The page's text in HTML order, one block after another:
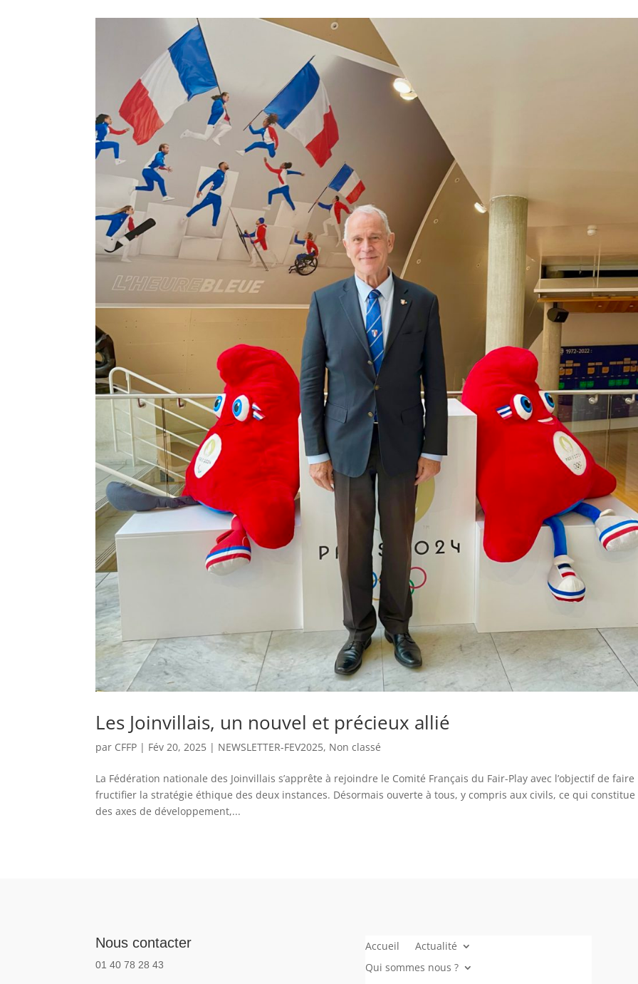
Les Joinvillais, un nouvel et précieux allié
par CFFP | Fév 20, 2025 | NEWSLETTER-FEV2025, Non classé
La Fédération nationale des Joinvillais s’apprête à rejoindre le Comité Français du Fair-Play avec l’objectif de faire
fructifier la stratégie éthique des deux instances. Désormais ouverte à tous, y compris aux civils, ce qui constitue
des axes de développement,...
Nous contacter
01 40 78 28 43
Accueil
Actualité
Qui sommes nous ?